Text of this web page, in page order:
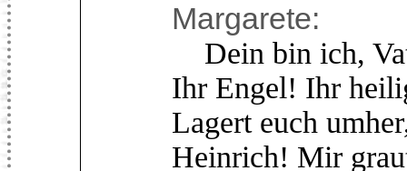
Margarete:
Dein bin ich,
Ihr Engel! Ihr
Lagert euch
Heinrich! Mir